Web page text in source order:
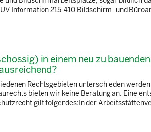
Information 215-410 Bildschirm- und
in einem neu zu
Rechtsgebieten unterschieden
bieten wir keine Beratung an. Eine
gilt folgendes:In der